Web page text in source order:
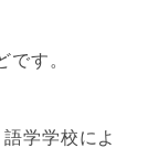
です。
学学校によ